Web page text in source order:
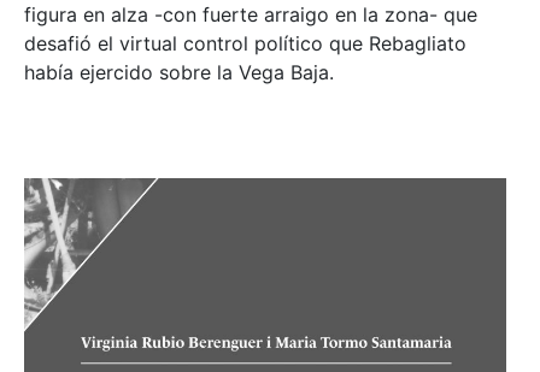
figura en alza -con fuerte arraigo en la zona- que
desafió el virtual control político que Rebagliato
había ejercido sobre la Vega Baja.